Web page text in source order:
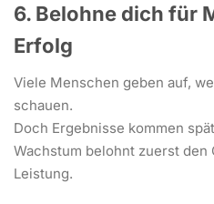
6. Belohne dich für
Erfolg
Viele Menschen geben auf,
schauen.
Doch Ergebnisse kommen
Wachstum belohnt zuerst den
Leistung.